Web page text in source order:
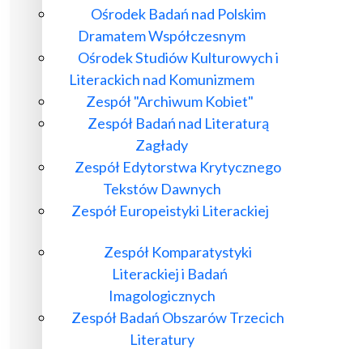
Ośrodek Badań nad Polskim
Dramatem Współczesnym
Ośrodek Studiów Kulturowych i
Literackich nad Komunizmem
Zespół "Archiwum Kobiet"
Zespół Badań nad Literaturą
Zagłady
Zespół Edytorstwa Krytycznego
Tekstów Dawnych
Zespół Europeistyki Literackiej
Zespół Komparatystyki
Literackiej i Badań
Imagologicznych
Zespół Badań Obszarów Trzecich
Literatury